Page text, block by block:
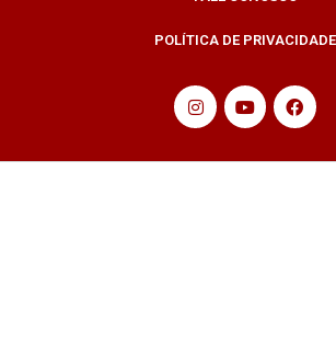
POLÍTICA DE PRIVACIDADE